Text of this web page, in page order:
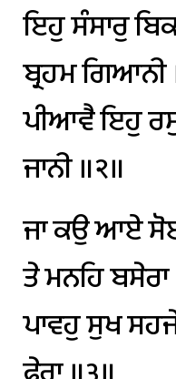
ਇਹੁਸੰਸਾਰੁ
ਬ੍ਰਹਮਗਿਆਨੀ
ਪੀਆਵੈਇਹੁ
ਜਾਨੀ॥੨॥
ਜਾਕਉਆਏ
ਤੇਮਨਹਿਬਸੇਰਾ
ਪਾਵਹੁਸੁਖ